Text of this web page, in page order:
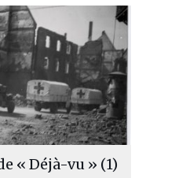
« Déjà-vu » (1)